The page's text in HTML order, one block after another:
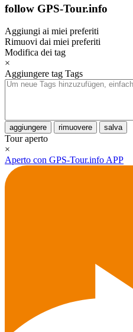
follow GPS-Tour.info
Aggiungi ai miei preferiti
Rimuovi dai miei preferiti
Modifica dei tag
×
Aggiungere tag Tags
aggiungere rimuovere salva
Tour aperto
×
Aperto con GPS-Tour.info APP